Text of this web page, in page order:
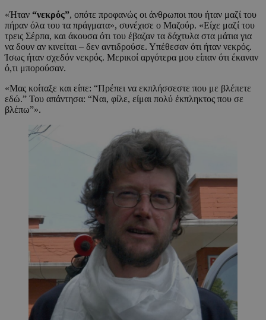
«Ήταν “νεκρός”, οπότε προφανώς οι άνθρωποι που ήταν μαζί του
πήραν όλα του τα πράγματα», συνέχισε ο Μαζούρ. «Είχε μαζί του
τρεις Σέρπα, και άκουσα ότι του έβαζαν τα δάχτυλα στα μάτια για
να δουν αν κινείται – δεν αντιδρούσε. Υπέθεσαν ότι ήταν νεκρός.
Ίσως ήταν σχεδόν νεκρός. Μερικοί αργότερα μου είπαν ότι έκαναν
ό,τι μπορούσαν.
«Μας κοίταξε και είπε: “Πρέπει να εκπλήσσεστε που με βλέπετε
εδώ.” Του απάντησα: “Ναι, φίλε, είμαι πολύ έκπληκτος που σε
βλέπω”».